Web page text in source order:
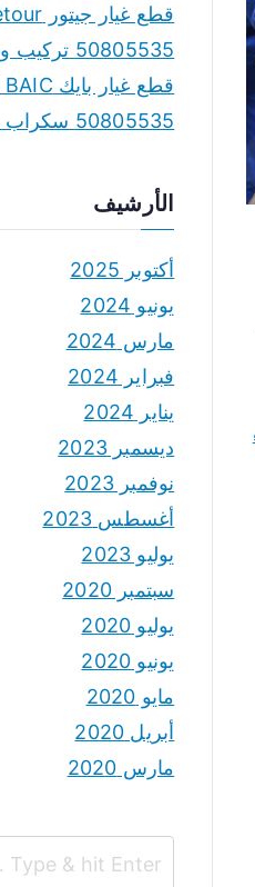
50805535 تركيب وصيانة
50805535 سكراب بايك فوري
الأرشيف
أكتوبر 2025
يونيو 2024
مارس 2024
فبراير 2024
يناير 2024
ديسمبر 2023
نوفمبر 2023
أغسطس 2023
يوليو 2023
سبتمبر 2020
يوليو 2020
يونيو 2020
مايو 2020
أبريل 2020
مارس 2020